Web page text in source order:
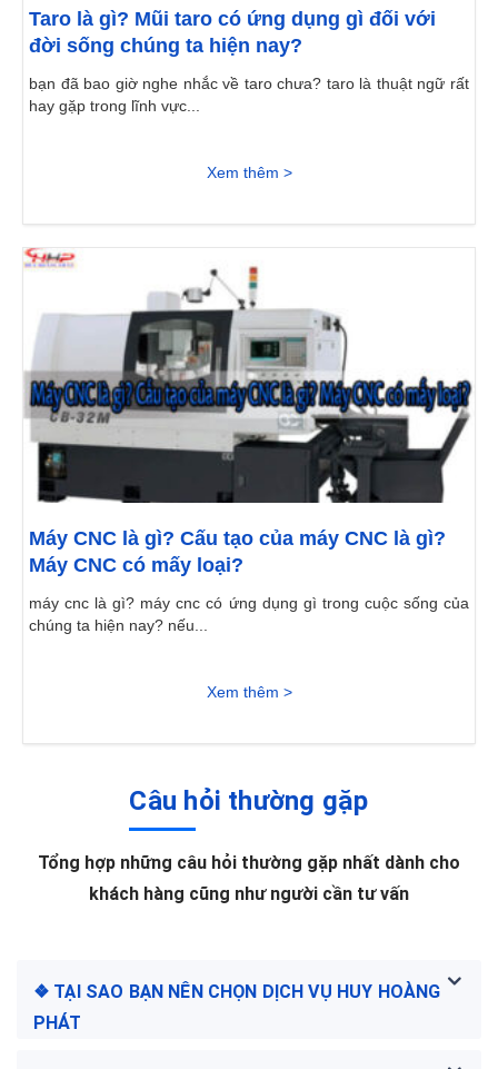
Taro là gì? Mũi taro có ứng dụng gì đối với
đời sống chúng ta hiện nay?
bạn đã bao giờ nghe nhắc về taro chưa? taro là thuật ngữ rất
hay gặp trong lĩnh vực...
Xem thêm >
Máy CNC là gì? Cấu tạo của máy CNC là gì?
Máy CNC có mấy loại?
máy cnc là gì? máy cnc có ứng dụng gì trong cuộc sống của
chúng ta hiện nay? nếu...
Xem thêm >
Câu hỏi thường gặp
Tổng hợp những câu hỏi thường gặp nhất dành cho
khách hàng cũng như người cần tư vấn
❖ TẠI SAO BẠN NÊN CHỌN DỊCH VỤ HUY HOÀNG
PHÁT